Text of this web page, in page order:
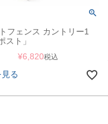
フェンス カントリー1
スト」
¥6,820税込
る